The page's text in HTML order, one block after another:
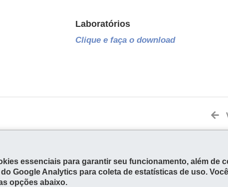
Laboratórios
Clique e faça o download
MAPA DO
essenciais para garantir seu funcionamento, além de
Google Analytics para coleta de estatísticas de uso.
opções abaixo.